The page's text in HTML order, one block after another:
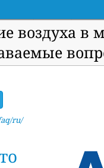
воздуха в
ru/